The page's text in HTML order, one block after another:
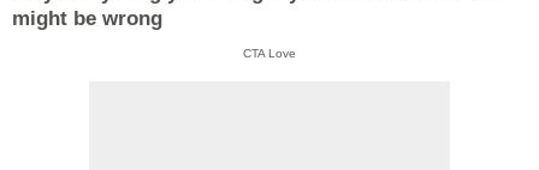
might be wrong
CTA Love